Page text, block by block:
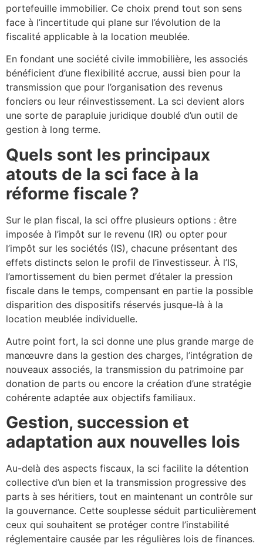
portefeuille immobilier. Ce choix prend tout son sens
face à l’incertitude qui plane sur l’évolution de la
fiscalité applicable à la location meublée.
En fondant une société civile immobilière, les associés
bénéficient d’une flexibilité accrue, aussi bien pour la
transmission que pour l’organisation des revenus
fonciers ou leur réinvestissement. La sci devient alors
une sorte de parapluie juridique doublé d’un outil de
gestion à long terme.
Quels sont les principaux
atouts de la sci face à la
réforme fiscale ?
Sur le plan fiscal, la sci offre plusieurs options : être
imposée à l’impôt sur le revenu (IR) ou opter pour
l’impôt sur les sociétés (IS), chacune présentant des
effets distincts selon le profil de l’investisseur. À l’IS,
l’amortissement du bien permet d’étaler la pression
fiscale dans le temps, compensant en partie la possible
disparition des dispositifs réservés jusque-là à la
location meublée individuelle.
Autre point fort, la sci donne une plus grande marge de
manœuvre dans la gestion des charges, l’intégration de
nouveaux associés, la transmission du patrimoine par
donation de parts ou encore la création d’une stratégie
cohérente adaptée aux objectifs familiaux.
Gestion, succession et
adaptation aux nouvelles lois
Au-delà des aspects fiscaux, la sci facilite la détention
collective d’un bien et la transmission progressive des
parts à ses héritiers, tout en maintenant un contrôle sur
la gouvernance. Cette souplesse séduit particulièrement
ceux qui souhaitent se protéger contre l’instabilité
réglementaire causée par les régulières lois de finances.